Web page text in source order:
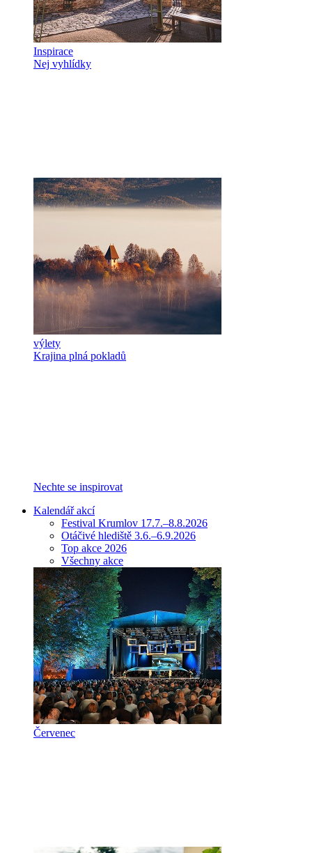
Inspirace
Nej vyhlídky
výlety
Krajina plná pokladů
Nechte se inspirovat
Kalendář akcí
Festival Krumlov 17.7.–8.8.2026
Otáčivé hlediště 3.6.–6.9.2026
Top akce 2026
Všechny akce
Červenec